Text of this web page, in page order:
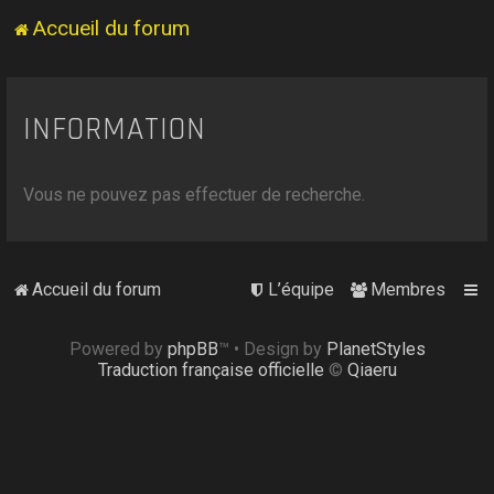
Accueil du forum
INFORMATION
Vous ne pouvez pas effectuer de recherche.
Accueil du forum Membres
L’équipe
Powered by phpBB™ • Design by PlanetStyles
Traduction française officielle © Qiaeru